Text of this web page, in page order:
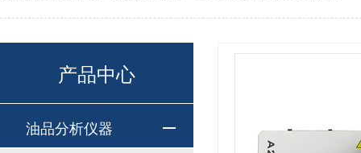
产品中心
油品分析仪器